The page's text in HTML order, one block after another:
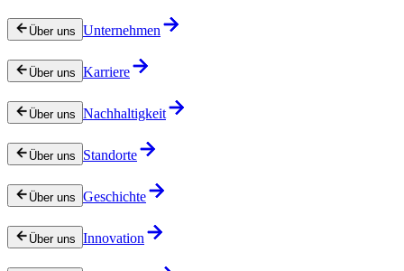
Über uns Unternehmen
Über uns Karriere
Über uns Nachhaltigkeit
Über uns Standorte
Über uns Geschichte
Über uns Innovation